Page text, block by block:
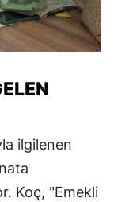
ilgilenen
Koç, "Emekli